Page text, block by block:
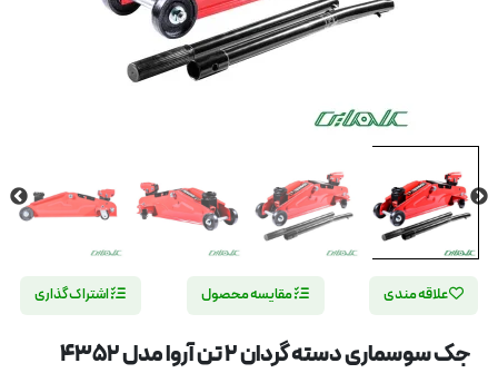
علاقه مندی مقایسه محصول اشتراک گذاری
جک سوسماری دسته گردان 2 تن آروا مدل 4352